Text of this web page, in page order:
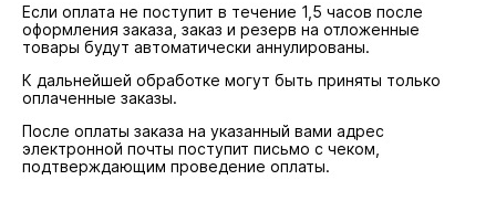
Если оплата не поступит в течение 1,5 часов после
оформления заказа, заказ и резерв на отложенные
товары будут автоматически аннулированы.
К дальнейшей обработке могут быть приняты только
оплаченные заказы.
После оплаты заказа на указанный вами адрес
электронной почты поступит письмо с чеком,
подтверждающим проведение оплаты.